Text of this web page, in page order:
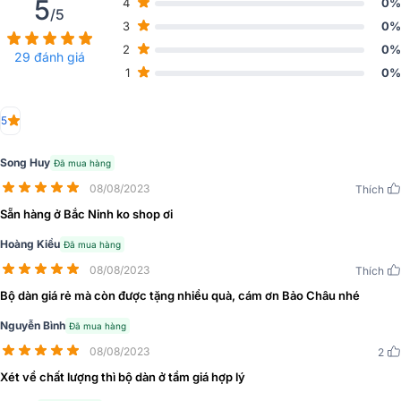
5/5
29 đánh giá
3
0%
2
0%
1
0%
5
Song Huy Đã mua hàng
08/08/2023 Thích
Sẵn hàng ở Bắc Ninh ko shop ơi
Hoàng Kiều Đã mua hàng
08/08/2023 Thích
Bộ dàn giá rẻ mà còn được tặng nhiều quà, cám ơn Bảo Châu nhé
Nguyễn Bình Đã mua hàng
08/08/2023 2
Xét về chất lượng thì bộ dàn ở tầm giá hợp lý